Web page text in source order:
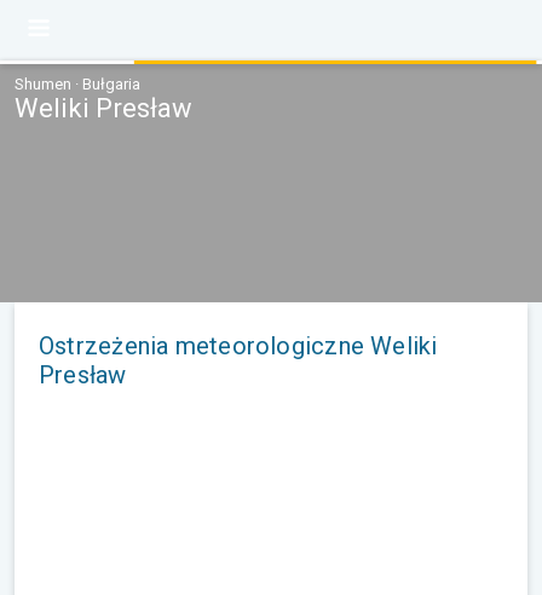
Shumen · Bułgaria
Weliki Presław
Ostrzeżenia meteorologiczne Weliki
Presław